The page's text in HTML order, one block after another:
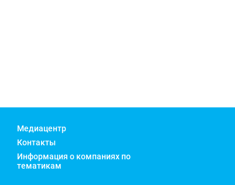
Медиацентр
Контакты
Информация о компаниях по
тематикам